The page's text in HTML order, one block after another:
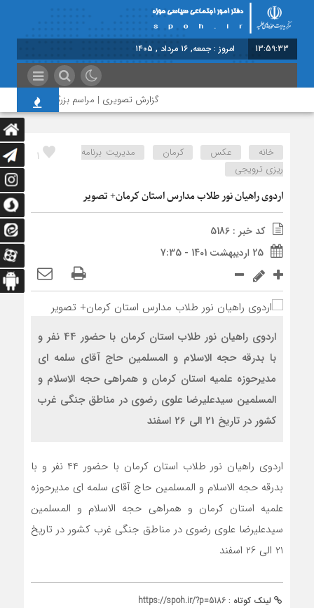
13:59:33 امروز : جمعه, ۱۶ مرداد , ۱۴۰۵
گزارش تصویری | مراسم بزرگداشت امام
1 خانه عکس کرمان
مدیریت برنامه
ریزی ترویجی
اردوی راهیان نور طلاب مدارس استان کرمان+ تصویر
کد خبر : 5186
25 اردیبهشت 1401 - 7:35
اردوی راهیان نور طلاب استان کرمان با حضور 44 نفر و
با بدرقه حجه الاسلام و المسلمین حاج آقای سلمه ای
مدیرحوزه علمیه استان کرمان و همراهی حجه الاسلام و
المسلمین سیدعلیرضا علوی رضوی در مناطق جنگی غرب
کشور در تاریخ 21 الی 26 اسفند
اردوی راهیان نور طلاب استان کرمان با حضور 44 نفر و با
بدرقه حجه الاسلام و المسلمین حاج آقای سلمه ای مدیرحوزه
علمیه استان کرمان و همراهی حجه الاسلام و المسلمین
سیدعلیرضا علوی رضوی در مناطق جنگی غرب کشور در تاریخ
21 الی 26 اسفند
لینک کوتاه : https://spoh.ir/?p=5186